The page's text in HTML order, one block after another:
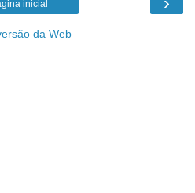
inicial
da Web